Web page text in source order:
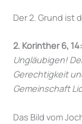
Der 2. Grund ist
2. Korinther 6, 14:
Ungläubigen!
Gerechtigkeit
Gemeinschaft
Das Bild vom